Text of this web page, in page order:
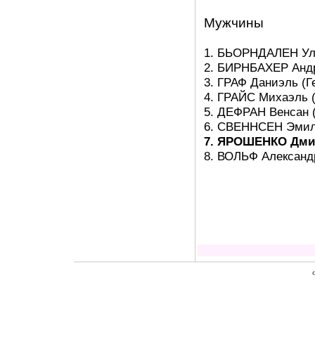
Мужчины
1. БЬОРНДАЛЕН
2. БИРНБАХЕР
3. ГРАФ Даниэль
4. ГРАЙС Михаэль
5. ДЕФРАН Венсан
6. СВЕННСЕН Эмил
7. ЯРОШЕНКО
8. ВОЛЬФ